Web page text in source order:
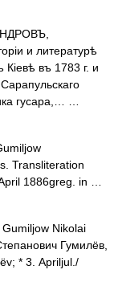
и литературѣ
въ 1783 г. и
гусара,… …
Transliteration
1886greg. in …
Nikolai
Гумилёв,
* 3. Apriljul./